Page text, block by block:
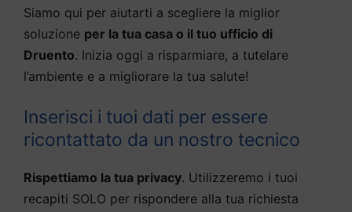
Siamo qui per aiutarti a scegliere la miglior
soluzione per la tua casa o il tuo ufficio di
Druento. Inizia oggi a risparmiare, a tutelare
l’ambiente e a migliorare la tua salute!
Inserisci i tuoi dati per essere
ricontattato da un nostro tecnico
Rispettiamo la tua privacy. Utilizzeremo i tuoi
recapiti SOLO per rispondere alla tua richiesta